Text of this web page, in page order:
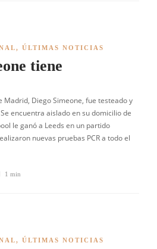
, ÚLTIMAS NOTICIAS
tiene
Madrid, Diego Simeone, fue testeado y
encuentra aislado en su domicilio de
le ganó a Leeds en un partido
nuevas pruebas PCR a todo el
1 min
, ÚLTIMAS NOTICIAS